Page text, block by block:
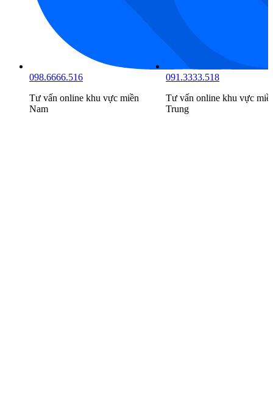
098.6666.516
Tư vấn online khu vực miền
Nam
091.3333.518
Tư vấn online khu vực
Trung